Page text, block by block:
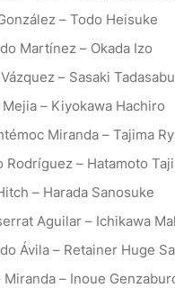
– Todo Heisuke
Martínez – Okada Izo
– Sasaki
Mejia – Kiyokawa Hachiro
Miranda – Tajima
Rodríguez – Hatamoto
– Harada Sanosuke
Aguilar – Ichikawa
Ávila – Retainer Huge
Miranda – Inoue